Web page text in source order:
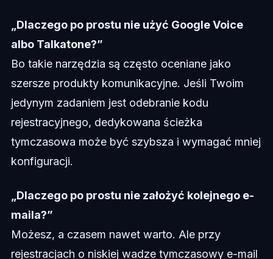
„Dlaczego po prostu nie użyć Google Voice
albo Talkatone?”
Bo takie narzędzia są często oceniane jako
szersze produkty komunikacyjne. Jeśli Twoim
jedynym zadaniem jest odebranie kodu
rejestracyjnego, dedykowana ścieżka
tymczasowa może być szybsza i wymagać mniej
konfiguracji.
„Dlaczego po prostu nie założyć kolejnego e-
maila?”
Możesz, a czasem nawet warto. Ale przy
rejestracjach o niskiej wadze tymczasowy e-mail